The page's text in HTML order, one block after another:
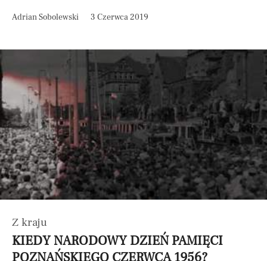
Adrian Sobolewski 3 Czerwca 2019
Z kraju
KIEDY NARODOWY DZIEŃ PAMIĘCI
POZNAŃSKIEGO CZERWCA 1956?